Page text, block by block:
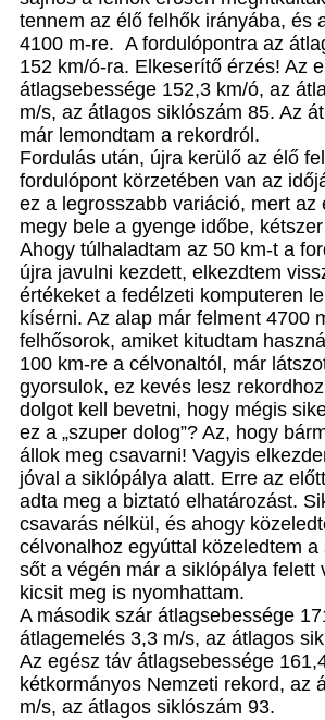
tennem az élő felhők irányába, és
4100 m-re. A fordulópontra az
152 km/ó-ra. Elkeserítő érzés! Az
átlagsebessége 152,3 km/ó, az
m/s, az átlagos siklószám 85. Az
már lemondtam a rekordról.
Fordulás után, újra kerülő az élő
fordulópont körzetében van az
ez a legrosszabb variáció, mert az
megy bele a gyenge időbe,
Ahogy túlhaladtam az 50 km-t a
újra javulni kezdett, elkezdtem
értékeket a fedélzeti komputeren
kísérni. Az alap már felment 4700
felhősorok, amiket kitudtam
100 km-re a célvonaltól, már
gyorsulok, ez kevés lesz
dolgot kell bevetni, hogy mégis
ez a „szuper dolog”? Az, hogy
állok meg csavarni! Vagyis
jóval a siklópálya alatt. Erre az
adta meg a biztató elhatározást.
csavarás nélkül, és ahogy
célvonalhoz egyúttal közeledtem a
sőt a végén már a siklópálya felett
kicsit meg is nyomhattam.
A második szár átlagsebessége
átlagemelés 3,3 m/s, az átlagos
Az egész táv átlagsebessége
kétkormányos Nemzeti rekord, az
m/s, az átlagos siklószám 93.